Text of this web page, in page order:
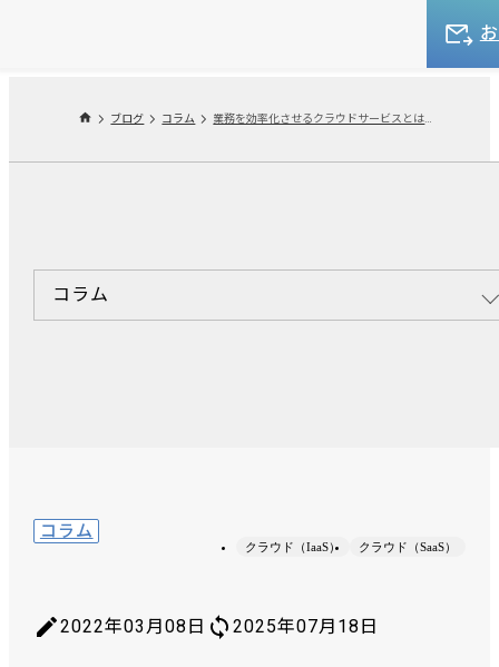
ブログ コラム
コラム
コラム
クラウド（IaaS） クラウド（SaaS）
2022年03月08日 2025年07月18日